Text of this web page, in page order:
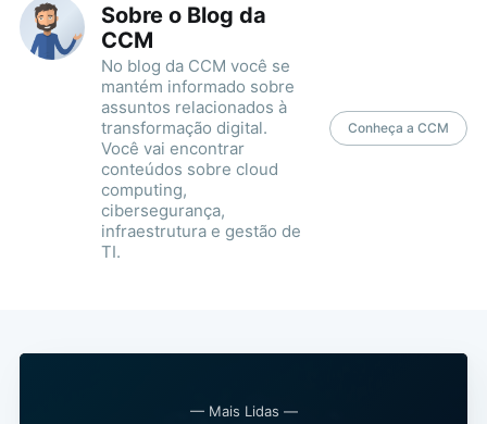
Sobre o Blog da
CCM
No blog da CCM você se
mantém informado sobre
assuntos relacionados à
transformação digital.
Você vai encontrar
conteúdos sobre cloud
computing,
cibersegurança,
infraestrutura e gestão de
TI.
Conheça a CCM
— Mais Lidas —